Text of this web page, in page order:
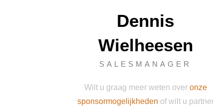
Dennis
Wielheesen
SALESMANAGER
Wilt u graag meer weten over onze
sponsormogelijkheden of wilt u